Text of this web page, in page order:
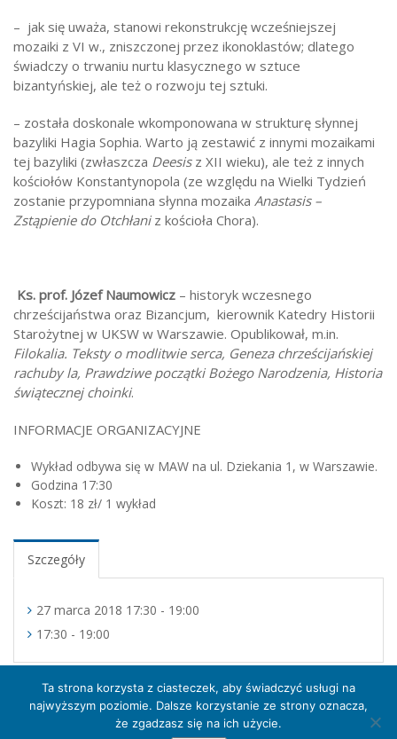
– jak się uważa, stanowi rekonstrukcję wcześniejszej
mozaiki z VI w., zniszczonej przez ikonoklastów; dlatego
świadczy o trwaniu nurtu klasycznego w sztuce
bizantyńskiej, ale też o rozwoju tej sztuki.
– została doskonale wkomponowana w strukturę słynnej
bazyliki Hagia Sophia. Warto ją zestawić z innymi mozaikami
tej bazyliki (zwłaszcza Deesisz XII wieku), ale też z innych
kościołów Konstantynopola (ze względu na Wielki Tydzień
zostanie przypomniana słynna mozaika Anastasis –
Zstąpienie do Otchłaniz kościoła Chora).
Ks. prof. Józef Naumowicz – historyk wczesnego
chrześcijaństwa oraz Bizancjum, kierownik Katedry Historii
Starożytnej w UKSW w Warszawie. Opublikował, m.in.
Filokalia. Teksty o modlitwie serca, Geneza chrześcijańskiej
rachuby la, Prawdziwe początki Bożego Narodzenia, Historia
świątecznej choinki.
INFORMACJE ORGANIZACYJNE
Wykład odbywa się w MAW na ul. Dziekania 1, w Warszawie.
Godzina 17:30
Koszt: 18 zł/ 1 wykład
Szczegóły
27 marca 2018 17:30 - 19:00
17:30 - 19:00
Muzeum Archidiecezji Warszawskiej 2016 © Treść serwisu
Ta strona korzysta z ciasteczek, aby świadczyć usługi na
najwyższym poziomie. Dalsze korzystanie ze strony oznacza,
że zgadzasz się na ich użycie.